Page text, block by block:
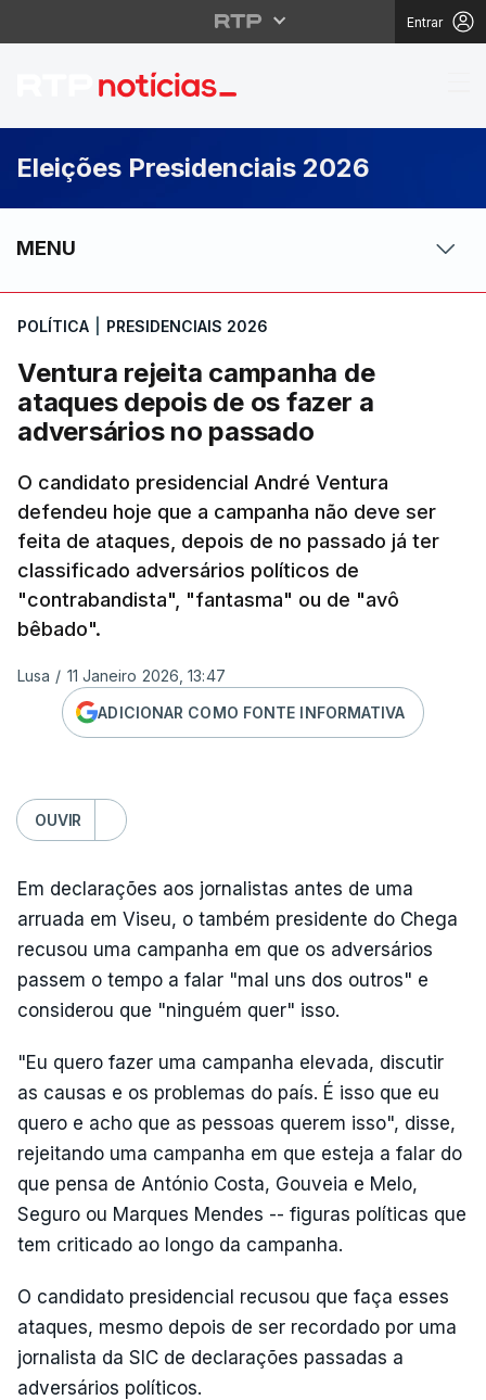
Entrar
Ventura rejeita
Eleições Presidenciais 2026
MENU
POLÍTICA PRESIDENCIAIS 2026
Ventura rejeita campanha de
ataques depois de os fazer a
adversários no passado
O candidato presidencial André Ventura
defendeu hoje que a campanha não deve ser
feita de ataques, depois de no passado já ter
classificado adversários políticos de
"contrabandista", "fantasma" ou de "avô
bêbado".
Lusa / 11 Janeiro 2026, 13:47
ADICIONAR COMO FONTE INFORMATIVA
OUVIR
Em declarações aos jornalistas antes de uma
arruada em Viseu, o também presidente do Chega
recusou uma campanha em que os adversários
passem o tempo a falar "mal uns dos outros" e
considerou que "ninguém quer" isso.
"Eu quero fazer uma campanha elevada, discutir
as causas e os problemas do país. É isso que eu
quero e acho que as pessoas querem isso", disse,
rejeitando uma campanha em que esteja a falar do
que pensa de António Costa, Gouveia e Melo,
Seguro ou Marques Mendes -- figuras políticas que
tem criticado ao longo da campanha.
O candidato presidencial recusou que faça esses
ataques, mesmo depois de ser recordado por uma
jornalista da SIC de declarações passadas a
adversários políticos.